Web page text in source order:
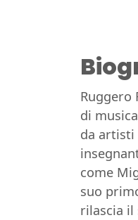
Ruggero
di
da artisti
come
suo
rilascia il